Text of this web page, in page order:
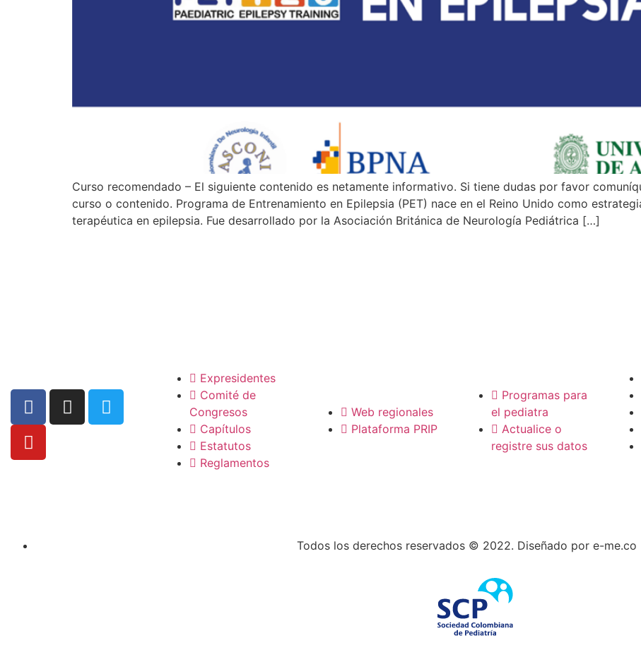
Curso recomendado – El siguiente contenido es netamente informativo. Si tiene dudas por favor
curso o contenido. Programa de Entrenamiento en Epilepsia (PET) nace en el Reino Unido como
terapéutica en epilepsia. Fue desarrollado por la Asociación Británica de Neurología Pediátrica […]
Expresidentes
Comité de
Congresos
Capítulos
Estatutos
Reglamentos
Web regionales
Plataforma PRIP
Programas para
el pediatra
Actualice o
registre sus datos
Todos los derechos reservados © 2022. Diseñado por e-me.co